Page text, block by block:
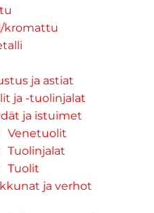
kromattu
ja astiat
ja -tuolinjalat
ja istuimet
Venetuolit
Tuolinjalat
Tuolit
ja verhot